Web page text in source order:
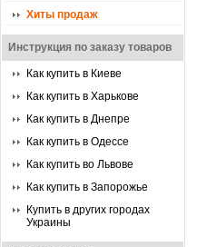
Хиты продаж
Инструкция по заказу товаров
Как купить в Киеве
Как купить в Харькове
Как купить в Днепре
Как купить в Одессе
Как купить во Львове
Как купить в Запорожье
Купить в других городах
Украины